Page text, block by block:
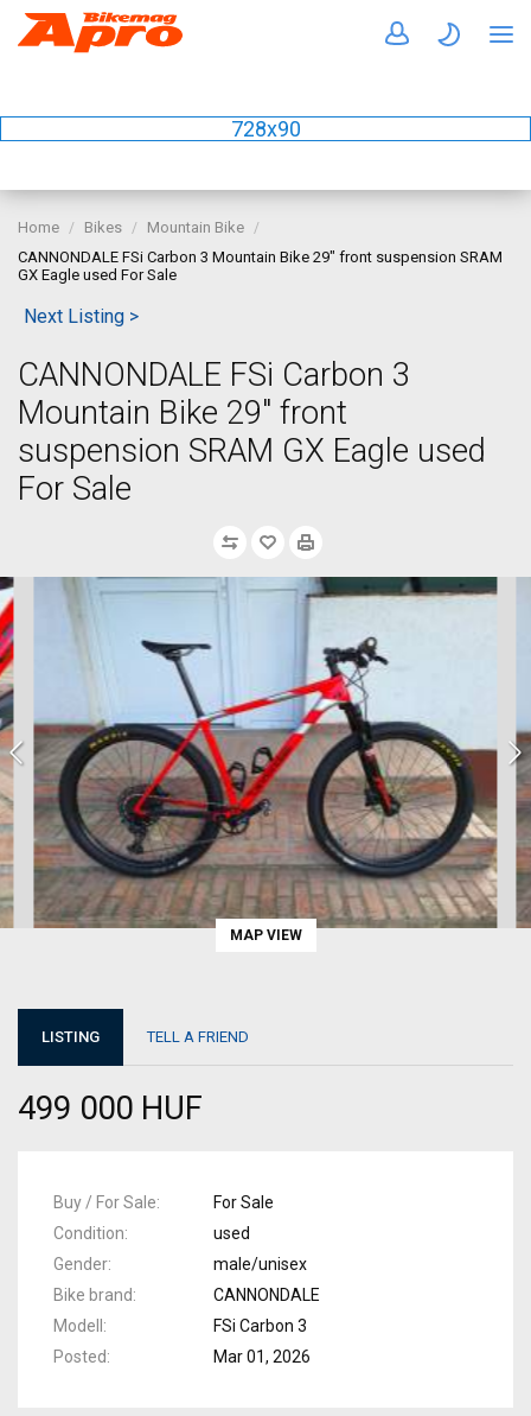
728x90
Home Bikes
Mountain Bike
CANNONDALE FSi Carbon 3 Mountain Bike 29" front suspension SRAM
GX Eagle used For Sale
Next Listing >
CANNONDALE FSi Carbon 3
Mountain Bike 29" front
suspension SRAM GX Eagle used
For Sale
MAP VIEW
LISTING TELL A FRIEND
499 000 HUF
Buy / For Sale
For Sale
Condition
used
Gender
male/unisex
Bike brand
CANNONDALE
Modell
FSi Carbon 3
Posted
Mar 01, 2026